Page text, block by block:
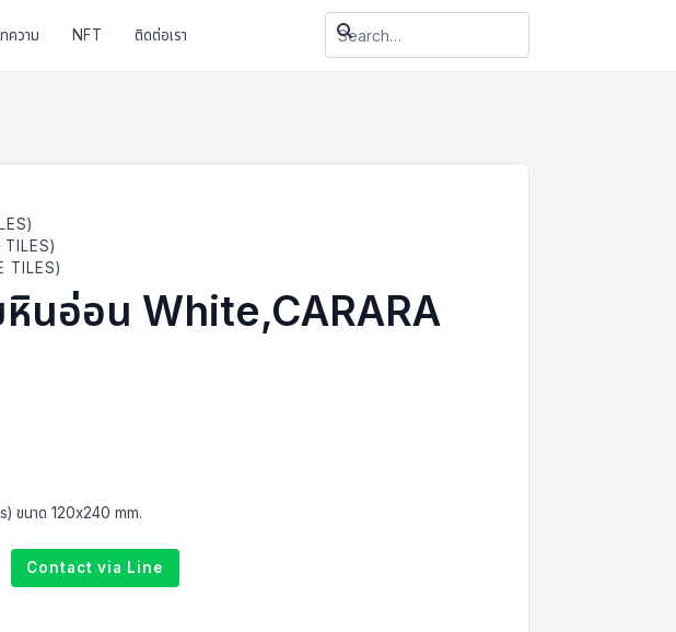
ความ NFT ติดต่อเรา
TILES)
TILES)
หินอ่อน White,CARARA
ขนาด 120x240 mm.
Contact via Line